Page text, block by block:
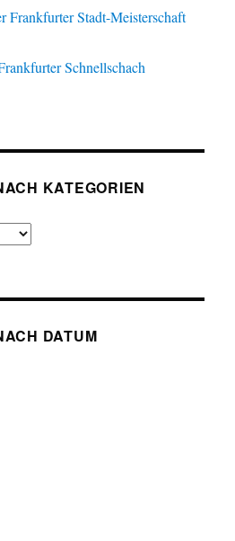
Frankfurter Stadt-Meisterschaft
Schnellschach
KATEGORIEN
DATUM